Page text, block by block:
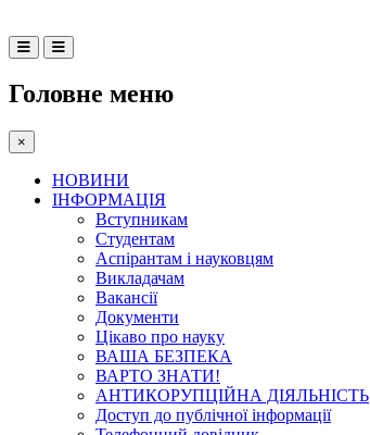
Головне меню
×
НОВИНИ
ІНФОРМАЦІЯ
Вступникам
Студентам
Аспірантам і науковцям
Викладачам
Вакансії
Документи
Цікаво про науку
ВАША БЕЗПЕКА
ВАРТО ЗНАТИ!
АНТИКОРУПЦІЙНА ДІЯЛЬНІСТЬ
Доступ до публічної інформації